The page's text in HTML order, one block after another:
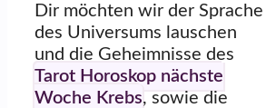
Dir möchten wir der Sprache
des Universums lauschen
und die Geheimnisse des
Tarot Horoskop nächste
Woche Krebs, sowie die